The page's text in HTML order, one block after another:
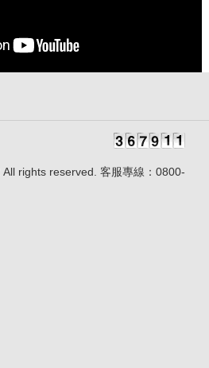
rights reserved. 客服專線：0800-